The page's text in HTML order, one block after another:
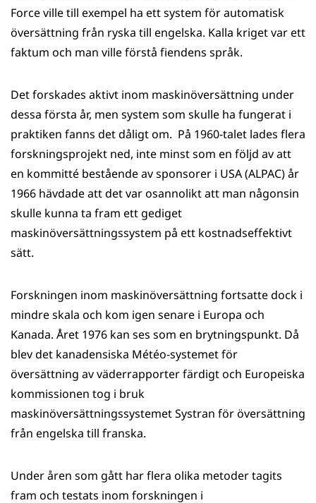
Force ville till exempel ha ett system för automatisk
översättning från ryska till engelska. Kalla kriget var ett
faktum och man ville förstå fiendens språk.
Det forskades aktivt inom maskinöversättning under
dessa första år, men system som skulle ha fungerat i
praktiken fanns det dåligt om. På 1960-talet lades flera
forskningsprojekt ned, inte minst som en följd av att
en kommitté bestående av sponsorer i USA (ALPAC) år
1966 hävdade att det var osannolikt att man någonsin
skulle kunna ta fram ett gediget
maskinöversättningssystem på ett kostnadseffektivt
sätt.
Forskningen inom maskinöversättning fortsatte dock i
mindre skala och kom igen senare i Europa och
Kanada. Året 1976 kan ses som en brytningspunkt. Då
blev det kanadensiska Météo-systemet för
översättning av väderrapporter färdigt och Europeiska
kommissionen tog i bruk
maskinöversättningssystemet Systran för översättning
från engelska till franska.
Under åren som gått har flera olika metoder tagits
fram och testats inom forskningen i